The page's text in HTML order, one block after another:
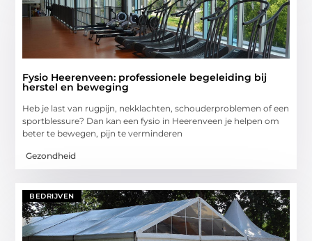
Fysio Heerenveen: professionele begeleiding bij
herstel en beweging
Heb je last van rugpijn, nekklachten, schouderproblemen of een
sportblessure? Dan kan een fysio in Heerenveen je helpen om
beter te bewegen, pijn te verminderen
Gezondheid
BEDRIJVEN